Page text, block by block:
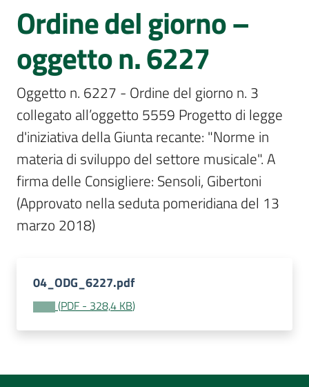
Per
i
media
Per
i
cittadini
Ordine del giorno –
oggetto n. 6227
Oggetto n. 6227 - Ordine del giorno n. 3
collegato all’oggetto 5559 Progetto di legge
d'iniziativa della Giunta recante: "Norme in
materia di sviluppo del settore musicale". A
firma delle Consigliere: Sensoli, Gibertoni
(Approvato nella seduta pomeridiana del 13
marzo 2018)
04_ODG_6227.pdf
(PDF - 328,4 KB)